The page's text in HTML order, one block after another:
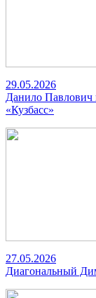
29.05.2026
Данило Павлович
«Кузбасс»
27.05.2026
Диагональный